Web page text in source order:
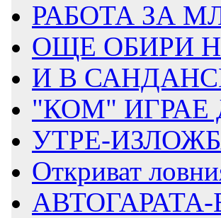
РАБОТА ЗА
ОЩЕ ОБИРИ
И В
"КОМ"
УТРЕ-
Откриват